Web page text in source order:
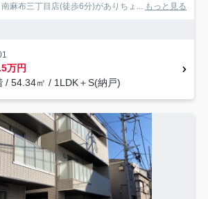
麻布三丁目店(徒歩6分)がありちょ...
もっと見る
万円
/ 54.34㎡ / 1LDK＋S(納戸)